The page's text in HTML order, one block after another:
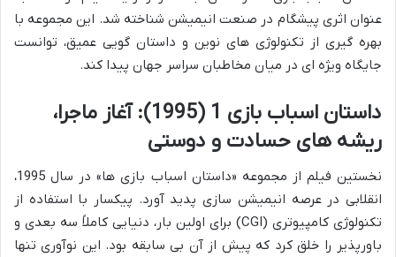
عنوان اثری پیشگام در صنعت انیمیشن شناخته شد. این مجموعه با
بهره گیری از تکنولوژی های نوین و داستان گویی عمیق، توانست
جایگاه ویژه ای در میان مخاطبان سراسر جهان پیدا کند.
داستان اسباب بازی 1 (1995): آغاز ماجرا،
ریشه های حسادت و دوستی
نخستین فیلم از مجموعه «داستان اسباب بازی ها» در سال 1995،
انقلابی در عرصه انیمیشن سازی پدید آورد. پیکسار با استفاده از
تکنولوژی کامپیوتری (CGI) برای اولین بار، دنیایی کاملاً سه بعدی و
باورپذیر را خلق کرد که پیش از آن بی سابقه بود. این نوآوری تنها